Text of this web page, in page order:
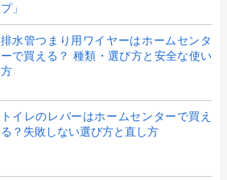
プ」
排水管つまり用ワイヤーはホームセンタ
ーで買える？ 種類・選び方と安全な使い
方
トイレのレバーはホームセンターで買え
る？失敗しない選び方と直し方